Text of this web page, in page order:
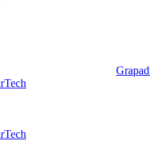
Tech
Tech